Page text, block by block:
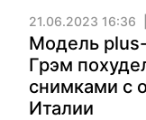
21.06.2023 16:36
Модель
Грэм
снимками с
Италии